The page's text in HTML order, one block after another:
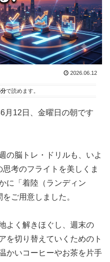
2026.06.12
で読めます。
月12日、金曜日の朝です
の脳トレ・ドリルも、いよ
考のフライトを美しくま
に「着陸（ランディン
ご用意しました。
よく解きほぐし、週末の
を切り替えていくためのト
かいコーヒーやお茶を片手